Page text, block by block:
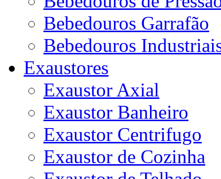
Bebedouros Garrafão
Bebedouros
Exaustores
Exaustor Axial
Exaustor Banheiro
Exaustor Centrifugo
Exaustor de Cozinha